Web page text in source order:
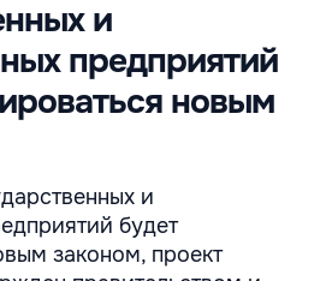
и
предприятий
новым
и
будет
законом, проект